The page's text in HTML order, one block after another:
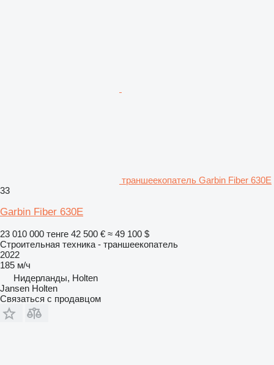
траншеекопатель Garbin Fiber 630E
33
Garbin Fiber 630E
23 010 000 тенге 42 500 € ≈ 49 100 $
Строительная техника - траншеекопатель
2022
185 м/ч
Нидерланды, Holten
Jansen Holten
Связаться с продавцом